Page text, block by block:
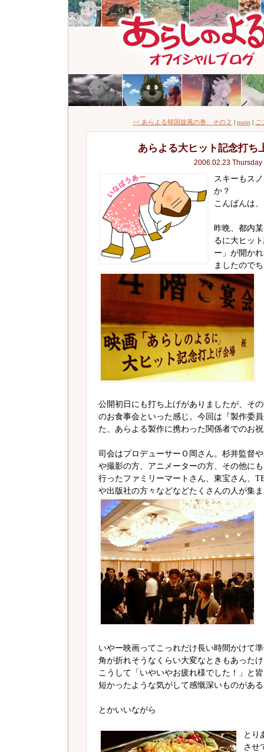
<< あらよる韓国旋風の巻 その２ | main | ご
あらよる大ヒット記念打ち
2006.02.23 Thursday
スキーもス
か？
こんばんは
昨晩、都内
るに大ヒッ
ー」が開か
ましたので
公開初日にも打ち上げがありましたが、そ
のお食事会といった感じ。今回は『製作委
た、あらよる製作に携わった関係者でのお
司会はプロデューサーＯ岡さん。杉井監督
や撮影の方、アニメーターの方、その他に
行ったファミリーマートさん、東宝さん、
や出版社の方々などなどたくさんの人が集
いやー映画ってこっれだけ長い時間かけて
角が折れそうなくらい大変なときもあった
こうして「いやいやお疲れ様でした！」と
短かったような気がして感慨深いものがあ
とかいいながら
とり
させ